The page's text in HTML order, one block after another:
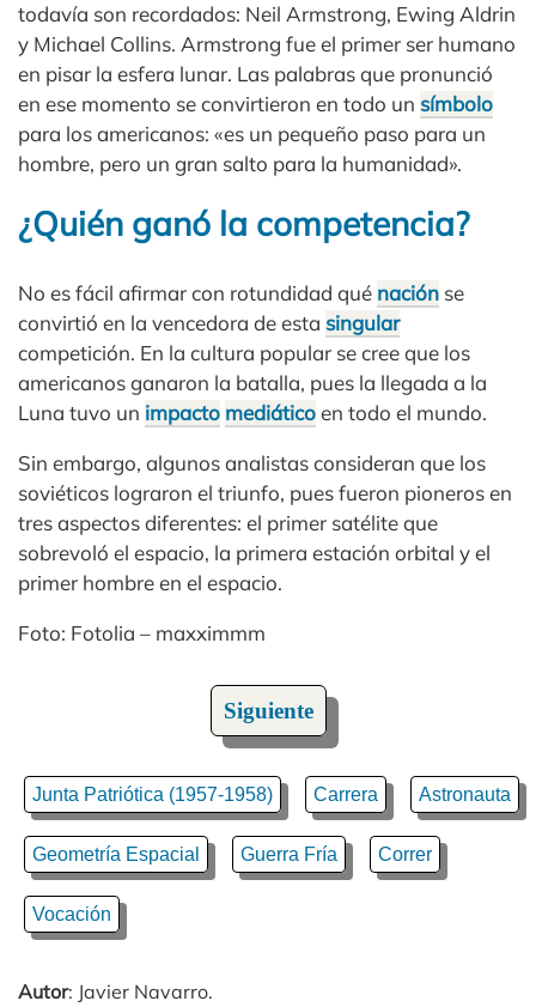
todavía son recordados: Neil Armstrong, Ewing Aldrin
y Michael Collins. Armstrong fue el primer ser humano
en pisar la esfera lunar. Las palabras que pronunció
en ese momento se convirtieron en todo un símbolo
para los americanos: «es un pequeño paso para un
hombre, pero un gran salto para la humanidad».
¿Quién ganó la competencia?
No es fácil afirmar con rotundidad qué nación se
convirtió en la vencedora de esta singular
competición. En la cultura popular se cree que los
americanos ganaron la batalla, pues la llegada a la
Luna tuvo un impacto mediáticoen todo el mundo.
Sin embargo, algunos analistas consideran que los
soviéticos lograron el triunfo, pues fueron pioneros en
tres aspectos diferentes: el primer satélite que
sobrevoló el espacio, la primera estación orbital y el
primer hombre en el espacio.
Foto: Fotolia – maxximmm
Siguiente
Junta Patriótica (1957-1958) Carrera Astronauta
Geometría Espacial Guerra Fría Correr
Vocación
Autor: Javier Navarro.